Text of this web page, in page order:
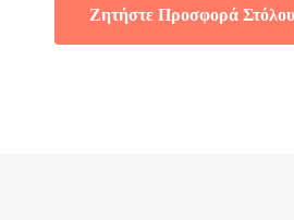
Ζητήστε Προσφορά